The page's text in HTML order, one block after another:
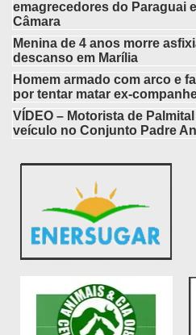
emagrecedores do Paraguai
Câmara
Menina de 4 anos morre
descanso em Marília
Homem armado com arco e
por tentar matar ex-
VÍDEO – Motorista de
veículo no Conjunto Padre